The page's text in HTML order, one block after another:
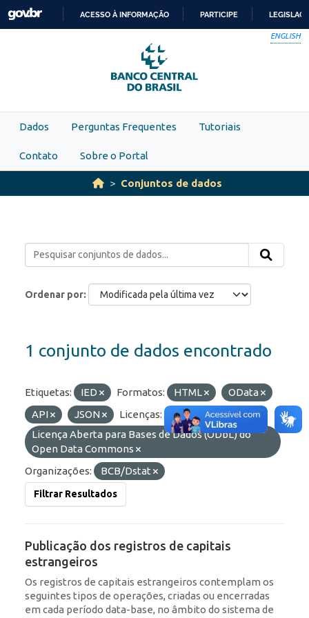
Skip to main content
PARA
O
CONTEÚDO
ACESSO À INFORMAÇÃO PARTICIPE
ENGLISH
Dados Perguntas Frequentes Tutoriais
Contato Sobre o Portal
Conjuntos de dados
Ordenar por
1 conjunto de dados encontrado
Etiquetas: IED Formatos: HTML
OData
API
JSON
Licenças:
Licença Aberta para Bases de Dados (ODbL) do
Open Data Commons
Organizações:
BCB/Dstat
Filtrar Resultados
Publicação dos registros de capitais
estrangeiros
Os registros de capitais estrangeiros contemplam os
seguintes tipos de operações, criadas ou encerradas
em cada período data-base, no âmbito do sistema de